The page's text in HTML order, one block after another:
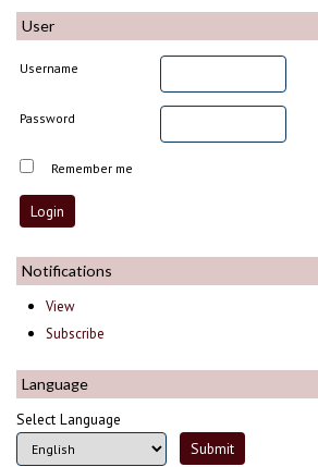
User
Username
Password
Remember me
Notifications
View
Subscribe
Language
Select Language